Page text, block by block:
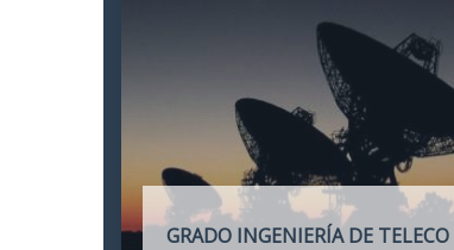
GRADO INGENIERÍA DE TELECO